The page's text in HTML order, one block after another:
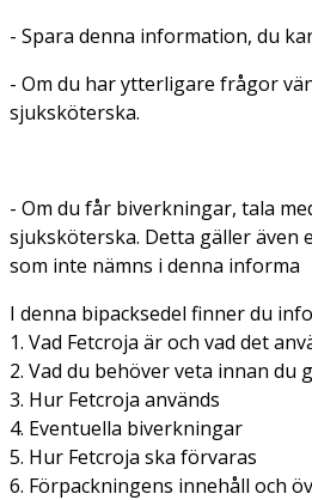
- Spara denna information, du
- Om du har ytterligare frågor
sjuksköterska.
- Om du får biverkningar, tala
sjuksköterska. Detta gäller även
som inte nämns i denna informa
I denna bipacksedel finner du
1. Vad Fetcroja är och vad det
2. Vad du behöver veta innan du
3. Hur Fetcroja används
4. Eventuella biverkningar
5. Hur Fetcroja ska förvaras
6. Förpackningens innehåll och